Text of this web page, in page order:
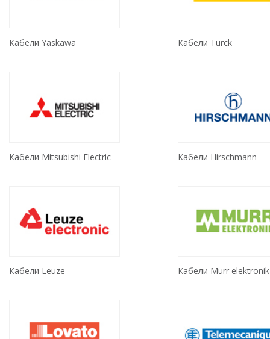
Кабели Yaskawa Кабели Turck
Кабели Mitsubishi Electric Кабели Hirschmann
Кабели Leuze Кабели Murr elektronik